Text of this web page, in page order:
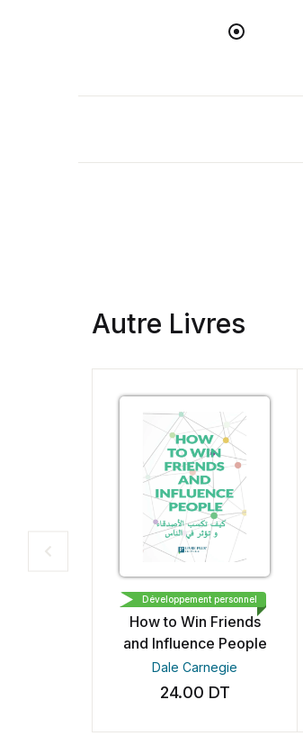
Autre Livres
LIVRE PLUS EDITION
How to Win Friends
and Influence People
Dale Carnegie
24.00DT
Développement personnel